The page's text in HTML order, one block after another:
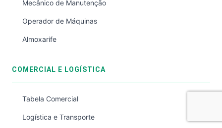
Mecânico de Manutenção
Operador de Máquinas
Almoxarife
COMERCIAL E LOGÍSTICA
Tabela Comercial
Logística e Transporte